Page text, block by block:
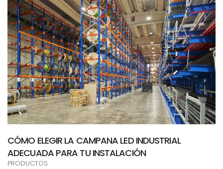
CÓMO ELEGIR LA CAMPANA LED INDUSTRIAL
ADECUADA PARA TU INSTALACIÓN
PRODUCTOS